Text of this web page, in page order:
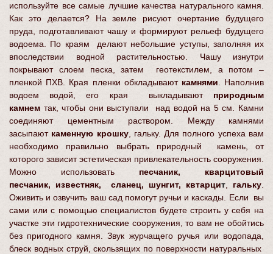
используйте все самые лучшие качества натурального камня.
Как это делается? На земле рисуют очертание будущего
пруда, подготавливают чашу и формируют рельеф будущего
водоема. По краям делают небольшие уступы, заполняя их
впоследствии водной растительностью. Чашу изнутри
покрывают слоем песка, затем геотекстилем, а потом –
пленкой ПХВ. Края пленки обкладывают камнями . Наполнив
водоем водой, его края выкладывают природным
камнем так, чтобы они выступали над водой на 5 см. Камни
соединяют цементным раствором. Между камнями
засыпаюткаменную крошку, гальку. Для полного успеха вам
необходимо правильно выбрать природный камень, от
которого зависит эстетическая привлекательность сооружения.
Можно использовать песчаник, кварцитовый
песчаник, известняк, сланец, шунгит, квтарцит гальку
Оживить и озвучить ваш сад помогут ручьи и каскады. Если вы
сами или с помощью специалистов будете строить у себя на
участке эти гидротехнические сооружения, то вам не обойтись
без пригодного камня. Звук журчащего ручья или водопада,
блеск водных струй, скользящих по поверхности натуральных